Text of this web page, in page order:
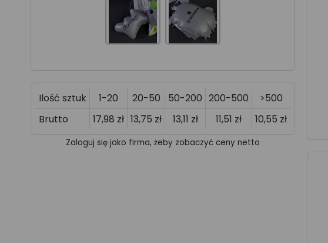
Ilość sztuk 1-20 20-50 50-200 200-500
>500
Brutto
17,98 zł 13,75 zł 13,11 zł 11,51 zł 10,55 zł
Zaloguj się jako firma, żeby zobaczyć ceny netto